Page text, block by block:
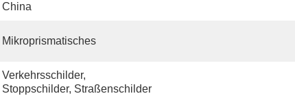
China
Mikroprismatisches
Verkehrsschilder,
Stoppschilder, Straßenschilder